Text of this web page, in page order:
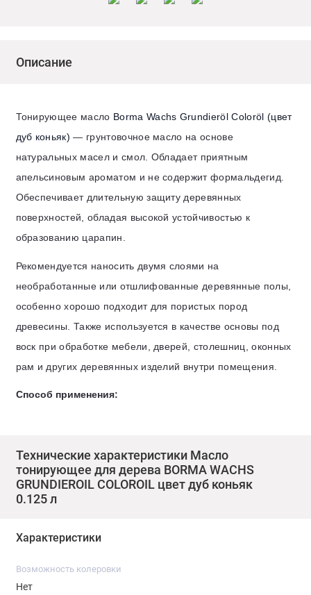
Описание
Тонирующее масло Borma Wachs Grundieröl Coloröl (цвет
дуб коньяк)— грунтовочное масло на основе
натуральных масел и смол. Обладает приятным
апельсиновым ароматом и не содержит формальдегид.
Обеспечивает длительную защиту деревянных
поверхностей, обладая высокой устойчивостью к
образованию царапин.
Рекомендуется наносить двумя слоями на
необработанные или отшлифованные деревянные полы,
особенно хорошо подходит для пористых пород
древесины. Также используется в качестве основы под
воск при обработке мебели, дверей, столешниц, оконных
рам и других деревянных изделий внутри помещения.
Способ применения:
тщательно отшлифована и обезжирена.
Наносится равномерно с помощью кисти, валика или
После высыхания первого слоя (6–8 часов)
Технические характеристики Масло
тонирующее для дерева BORMA WACHS
GRUNDIEROIL COLOROIL цвет дуб коньяк
0.125 л
Характеристики
Возможность колеровки
Нет